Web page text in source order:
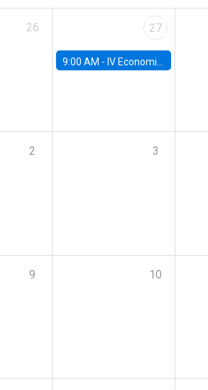
26 27
9:00 AM - IV Economics Alumni Workshop
2 3
9 10